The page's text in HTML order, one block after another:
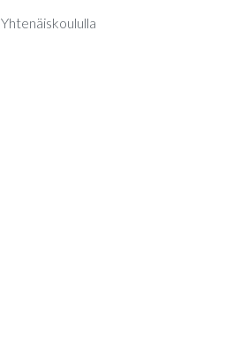
Yhtenäiskoululla